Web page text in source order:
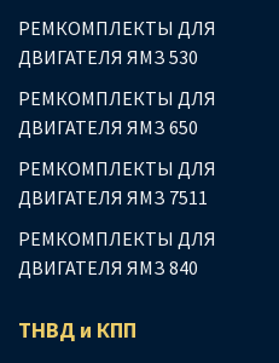
РЕМКОМПЛЕКТЫ ДЛЯ
ДВИГАТЕЛЯ ЯМЗ 530
РЕМКОМПЛЕКТЫ ДЛЯ
ДВИГАТЕЛЯ ЯМЗ 650
РЕМКОМПЛЕКТЫ ДЛЯ
ДВИГАТЕЛЯ ЯМЗ 7511
РЕМКОМПЛЕКТЫ ДЛЯ
ДВИГАТЕЛЯ ЯМЗ 840
ТНВД и КПП